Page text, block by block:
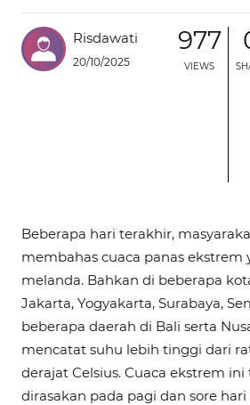
Risdawati
20/10/2025
977
VIEWS
Beberapa hari terakhir,
membahas cuaca panas ekstrem
melanda. Bahkan di beberapa
Jakarta, Yogyakarta, Surabaya,
beberapa daerah di Bali serta
mencatat suhu lebih tinggi dari
derajat Celsius. Cuaca ekstrem
dirasakan pada pagi dan sore